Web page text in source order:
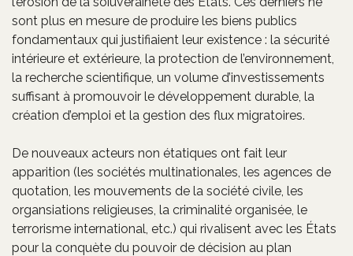
sont plus en mesure de produire les biens publics
fondamentaux qui justifiaient leur existence : la sécurité
intérieure et extérieure, la protection de l’environnement,
la recherche scientifique, un volume d’investissements
suffisant à promouvoir le développement durable, la
création d’emploi et la gestion des flux migratoires.
De nouveaux acteurs non étatiques ont fait leur
apparition (les sociétés multinationales, les agences de
quotation, les mouvements de la société civile, les
organsiations religieuses, la criminalité organisée, le
terrorisme international, etc.) qui rivalisent avec les États
pour la conquète du pouvoir de décision au plan